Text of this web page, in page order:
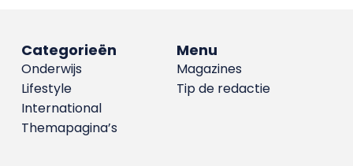
Menu
Magazines
Tip de redactie
Categorieën
Onderwijs
Lifestyle
International
Themapagina’s